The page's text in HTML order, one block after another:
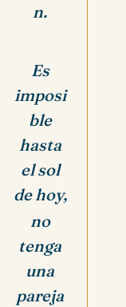
n.
Es
imposi
ble
hasta
el sol
de hoy,
no
tenga
una
pareja